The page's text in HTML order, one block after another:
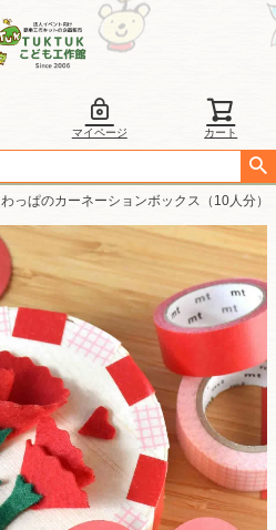
マイページ カート
わっぱのカーネーションボックス（10人分）